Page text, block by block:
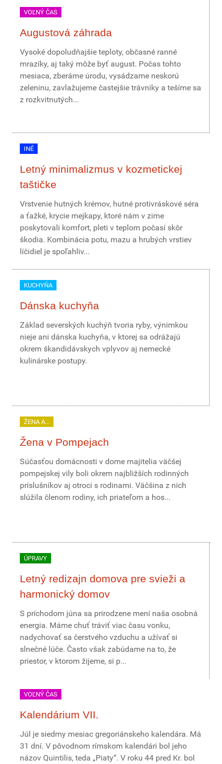
VOĽNÝ ČAS
Augustová záhrada
Vysoké dopoludňajšie teploty, občasné ranné
mrazíky, aj taký môže byť august. Počas tohto
mesiaca, zberáme úrodu, vysádzame neskorú
zeleninu, zavlažujeme častejšie trávniky a tešíme sa
z rozkvitnutých...
INÉ
Letný minimalizmus v kozmetickej
taštičke
Vrstvenie hutných krémov, hutné protivráskové séra
a ťažké, krycie mejkapy, ktoré nám v zime
poskytovali komfort, pleti v teplom počasí skôr
škodia. Kombinácia potu, mazu a hrubých vrstiev
líčidiel je spoľahliv...
KUCHYŇA
Dánska kuchyňa
Základ severských kuchýň tvoria ryby, výnimkou
nieje ani dánska kuchyňa, v ktorej sa odrážajú
okrem škandidávskych vplyvov aj nemecké
kulinárske postupy.
ŽENA A...
Žena v Pompejach
Súčasťou domácnosti v dome majitelia väčšej
pompejskej vily boli okrem najbližších rodinných
príslušníkov aj otroci s rodinami. Väčšina z nich
slúžila členom rodiny, ich priateľom a hos...
ÚPRAVY
Letný redizajn domova pre svieži a
harmonický domov
S príchodom júna sa prirodzene mení naša osobná
energia. Máme chuť tráviť viac času vonku,
nadychovať sa čerstvého vzduchu a užívať si
slnečné lúče. Často však zabúdame na to, že
priestor, v ktorom žijeme, si p...
VOĽNÝ ČAS
Kalendárium VII.
Júl je siedmy mesiac gregoriánskeho kalendára. Má
31 dní. V pôvodnom rímskom kalendári bol jeho
názov Quintilis, teda „Piaty“. V roku 44 pred Kr. bol